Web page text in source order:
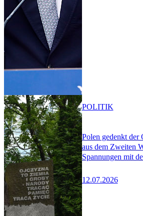
Polen gedenkt der
aus dem Zweiten
Spannungen mit
12.07.2026
POLITIK